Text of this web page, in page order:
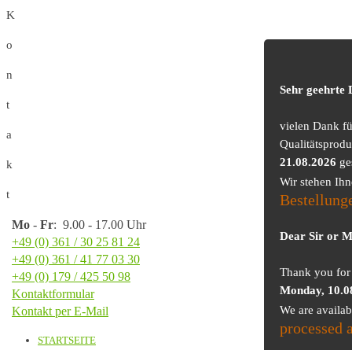
K
o
n
t
a
k
t
Mo - Fr: 9.00 - 17.00 Uhr
+49 (0) 361 / 30 25 81 24
+49 (0) 361 / 41 77 03 30
+49 (0) 179 / 425 50 98
Kontaktformular
Kontakt per E-Mail
STARTSEITE
Sehr geehrte
vielen Dank
21.08.2026
Wir stehen
Dear Sir or
Thank you
Monday,
We are
processed